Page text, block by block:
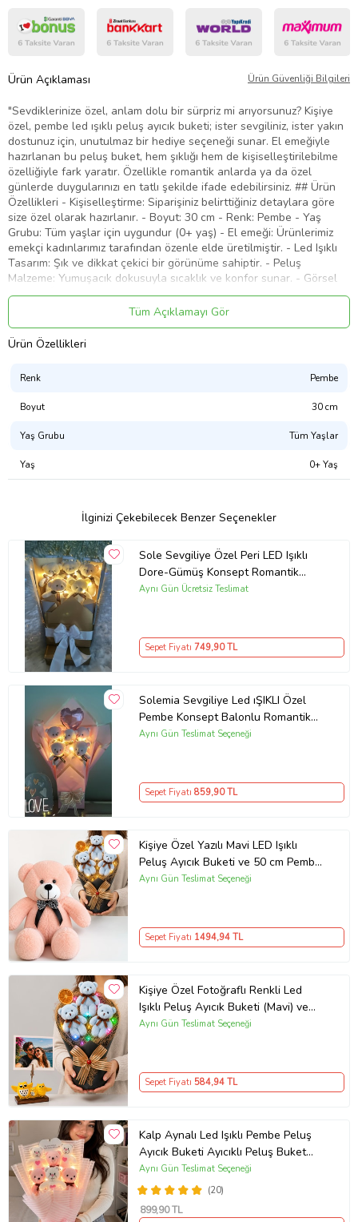
Ürün Açıklaması Ürün Güvenliği Bilgileri
"Sevdiklerinize özel, anlam dolu bir sürpriz mi arıyorsunuz? Kişiye
özel, pembe led ışıklı peluş ayıcık buketi; ister sevgiliniz, ister yakın
dostunuz için, unutulmaz bir hediye seçeneği sunar. El emeğiyle
hazırlanan bu peluş buket, hem şıklığı hem de kişiselleştirilebilme
özelliğiyle fark yaratır. Özellikle romantik anlarda ya da özel
günlerde duygularınızı en tatlı şekilde ifade edebilirsiniz. ## Ürün
Özellikleri - Kişiselleştirme: Siparişiniz belirttiğiniz detaylara göre
size özel olarak hazırlanır. - Boyut: 30 cm - Renk: Pembe - Yaş
Grubu: Tüm yaşlar için uygundur (0+ yaş) - El emeği: Ürünlerimiz
emekçi kadınlarımız tarafından özenle elde üretilmiştir. - Led Işıklı
Tasarım: Şık ve dikkat çekici bir görünüme sahiptir. - Peluş
Malzeme: Yumuşacık dokusuyla sıcaklık ve konfor sunar. - Görsel
Uyumu: Ürün, görseldeki gibi özenle hazırlanıp gönderilmektedir.
Sevgililer Günü, doğum günü veya yıl dönümü gibi özel anlarda,
duygularınızı ifade etmenin en sevimli yollarından biri bu peluş
buket olacak. Hem çocuklar hem de yetişkinler için anlamlı ve kalıcı
Ürün Kodu:
Tüm Açıklamayı Gör
Ürün Özellikleri
Renk Pembe
Boyut 30 cm
Yaş Grubu Tüm Yaşlar
Yaş 0+ Yaş
İlginizi Çekebilecek Benzer Seçenekler
Sole Sevgiliye Özel Peri LED Işıklı
Dore-Gümüş Konsept Romantik
Peluş Ayıcık Buketi (Kırmızı)
Aynı Gün Ücretsiz Teslimat
Sepet Fiyatı 749,90 TL
Solemia Sevgiliye Led ıŞIKLI Özel
Pembe Konsept Balonlu Romantik
Peluş Ayıcık Buketi
Aynı Gün Teslimat Seçeneği
Sepet Fiyatı 859,90 TL
Kişiye Özel Yazılı Mavi LED Işıklı
Peluş Ayıcık Buketi ve 50 cm Pembe
Peluş Ayıcık Hediye Seti
Aynı Gün Teslimat Seçeneği
Sepet Fiyatı 1494,94 TL
Kişiye Özel Fotoğraflı Renkli Led
Işıklı Peluş Ayıcık Buketi (Mavi) ve
Baykuş Fotoğraf Tutucu
Aynı Gün Teslimat Seçeneği
Sepet Fiyatı 584,94 TL
Kalp Aynalı Led Işıklı Pembe Peluş
Ayıcık Buketi Ayıcıklı Peluş Buket
Çiçek Buketi Arkadaşa Sevgiliye
Hediye
(20)
Aynı Gün Teslimat Seçeneği
899,90 TL